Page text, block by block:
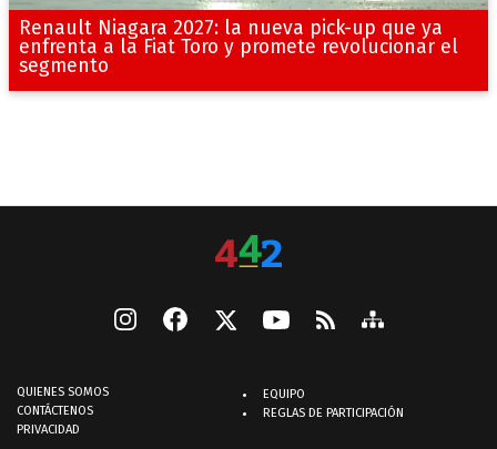
Renault Niagara 2027: la nueva pick-up que ya
enfrenta a la Fiat Toro y promete revolucionar el
segmento
QUIENES SOMOS
CONTÁCTENOS
PRIVACIDAD
EQUIPO
REGLAS DE PARTICIPACIÓN